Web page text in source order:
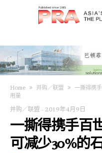
Home 并购／联盟
一撕得携
用量
并购／联盟 - 2019年4月9日
一撕得携手百
可减少30%的